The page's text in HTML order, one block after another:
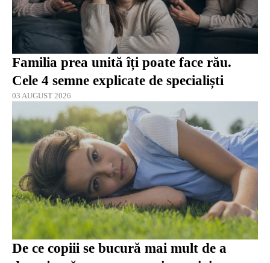
Familia prea unită îți poate face rău.
Cele 4 semne explicate de specialiști
03 AUGUST 2026
De ce copiii se bucură mai mult de a